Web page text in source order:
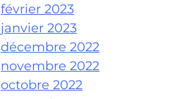
février 2023
janvier 2023
décembre 2022
novembre 2022
octobre 2022